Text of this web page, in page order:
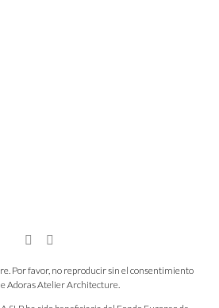
Por favor, no reproducir sin el consentimiento
Adoras Atelier Architecture.